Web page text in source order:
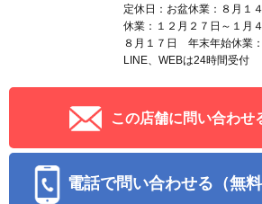
定休日：お盆休業：８月
休業：１２月２７日～１月
８月１７日 年末年始休業
LINE、WEBは24時間受付
この店舗に問い合わせ
電話で問い合わせる（無料